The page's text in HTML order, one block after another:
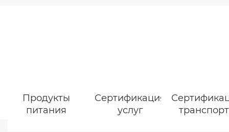
Продукты
питания
Сертификация
услуг